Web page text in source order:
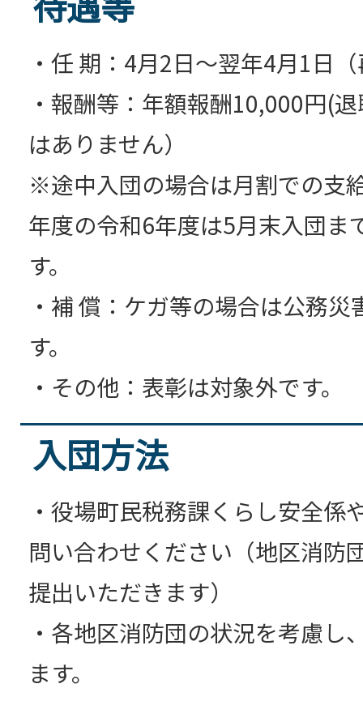
・任 期：4月2日～翌年4月1日
・報酬等：年額報酬10,000円(
はありません）
※途中入団の場合は月割での支
年度の令和6年度は5月末入団ま
す。
・補 償：ケガ等の場合は公務
す。
・その他：表彰は対象外です。
入団方法
・役場町民税務課くらし安全係
問い合わせください（地区消防
提出いただきます）
・各地区消防団の状況を考慮し
ます。